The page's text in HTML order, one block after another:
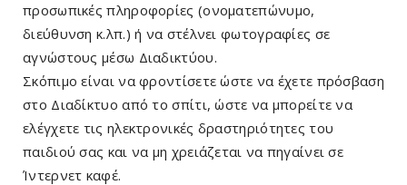
προσωπικές πληροφορίες (ονοματεπώνυμο,
διεύθυνση κ.λπ.) ή να στέλνει φωτογραφίες σε
αγνώστους μέσω Διαδικτύου.
Σκόπιμο είναι να φροντίσετε ώστε να έχετε πρόσβαση
στο Διαδίκτυο από το σπίτι, ώστε να μπορείτε να
ελέγχετε τις ηλεκτρονικές δραστηριότητες του
παιδιού σας και να μη χρειάζεται να πηγαίνει σε
Ίντερνετ καφέ.